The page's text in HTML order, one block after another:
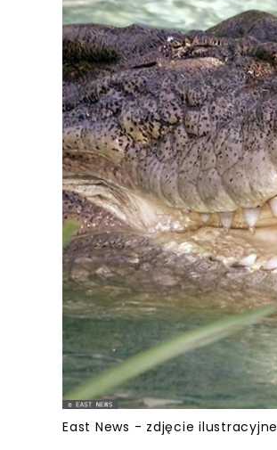
East News - zdjęcie ilustracyjne